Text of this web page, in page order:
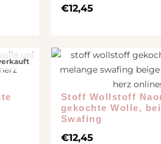
€12,45
Stoff Wollstoff
gekochte Wolle,
Swafing
€12,45